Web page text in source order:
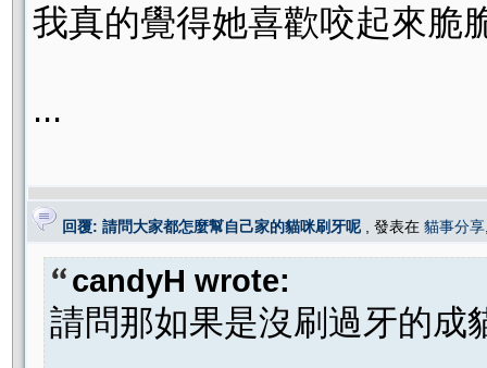
我真的覺得她喜歡咬起來脆
...
回覆: 請問大家都怎麼幫自己家的貓咪刷牙呢 , 發表在 貓事分享
candyH wrote:
請問那如果是沒刷過牙的成